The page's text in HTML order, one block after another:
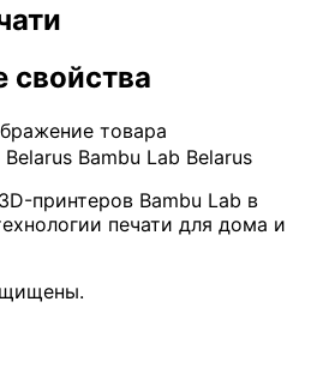
свойства
Bambu Lab Belarus
принтеров Bambu Lab в
печати для дома и